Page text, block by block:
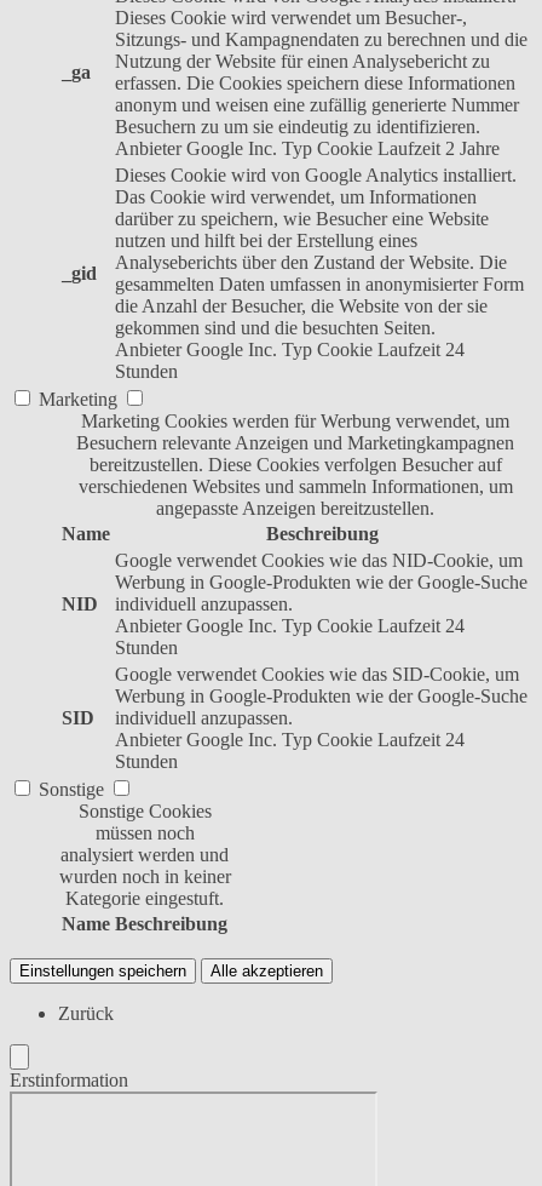
_ga
Dieses Cookie wird verwendet um Besucher-,
Sitzungs- und Kampagnendaten zu berechnen und die
Nutzung der Website für einen Analysebericht zu
erfassen. Die Cookies speichern diese Informationen
anonym und weisen eine zufällig generierte Nummer
Besuchern zu um sie eindeutig zu identifizieren.
Anbieter Google Inc. Typ Cookie Laufzeit 2 Jahre
_gid
Dieses Cookie wird von Google Analytics installiert.
Das Cookie wird verwendet, um Informationen
darüber zu speichern, wie Besucher eine Website
nutzen und hilft bei der Erstellung eines
Analyseberichts über den Zustand der Website. Die
gesammelten Daten umfassen in anonymisierter Form
die Anzahl der Besucher, die Website von der sie
gekommen sind und die besuchten Seiten.
Anbieter Google Inc. Typ Cookie Laufzeit 24
Stunden
Marketing
Marketing Cookies werden für Werbung verwendet, um
Besuchern relevante Anzeigen und Marketingkampagnen
bereitzustellen. Diese Cookies verfolgen Besucher auf
verschiedenen Websites und sammeln Informationen, um
angepasste Anzeigen bereitzustellen.
Name
Beschreibung
NID
Google verwendet Cookies wie das NID-Cookie, um
Werbung in Google-Produkten wie der Google-Suche
individuell anzupassen.
Anbieter Google Inc. Typ Cookie Laufzeit 24
Stunden
SID
Google verwendet Cookies wie das SID-Cookie, um
Werbung in Google-Produkten wie der Google-Suche
individuell anzupassen.
Anbieter Google Inc. Typ Cookie Laufzeit 24
Stunden
Sonstige
Sonstige Cookies
müssen noch
analysiert werden und
wurden noch in keiner
Kategorie eingestuft.
Name Beschreibung
Einstellungen speichern Alle akzeptieren
Zurück
Erstinformation